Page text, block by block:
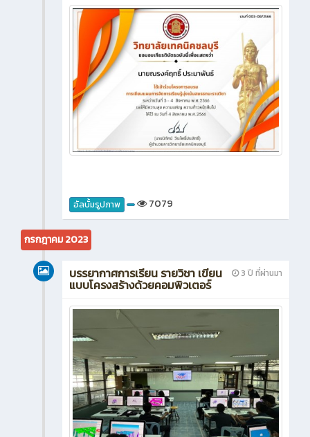
อัลบั้มรูปภาพ 7079
กรกฎาคม 2023
3 ปี ที่ผ่านมา
บรรยากาศการเรียน รายวิชา เขียน
แบบโครงสร้างด้วยคอมพิวเตอร์